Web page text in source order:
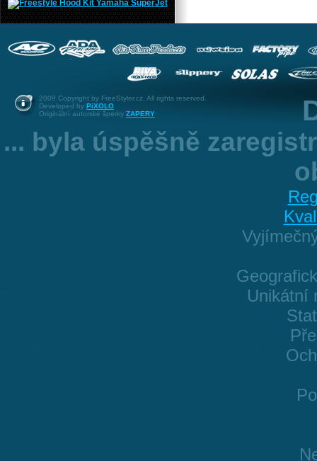
2009 Copyright by FreeStyler.cz. All rights reserved.
Developed by PiXOLO
Originální autorské šperky ZAPERY
... byla úspěšně
Unikátní